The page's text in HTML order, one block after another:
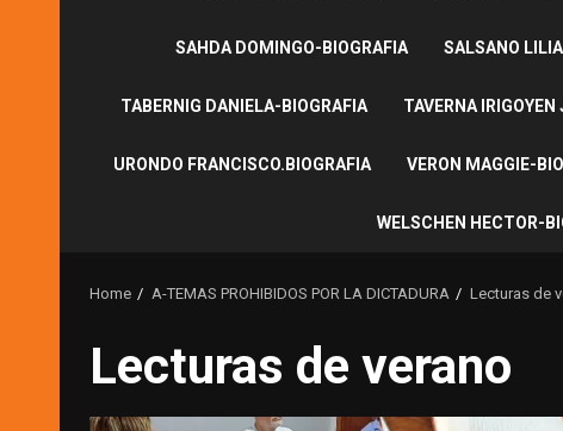
SAHDA DOMINGO-BIOGRAFIA SALSANO
TABERNIG DANIELA-BIOGRAFIA TAVERNA
URONDO FRANCISCO.BIOGRAFIA VERON MAGGIE-
WELSCHEN HECTOR-
Home A-TEMAS PROHIBIDOS POR LA DICTADURA Lecturas de
Lecturas de verano